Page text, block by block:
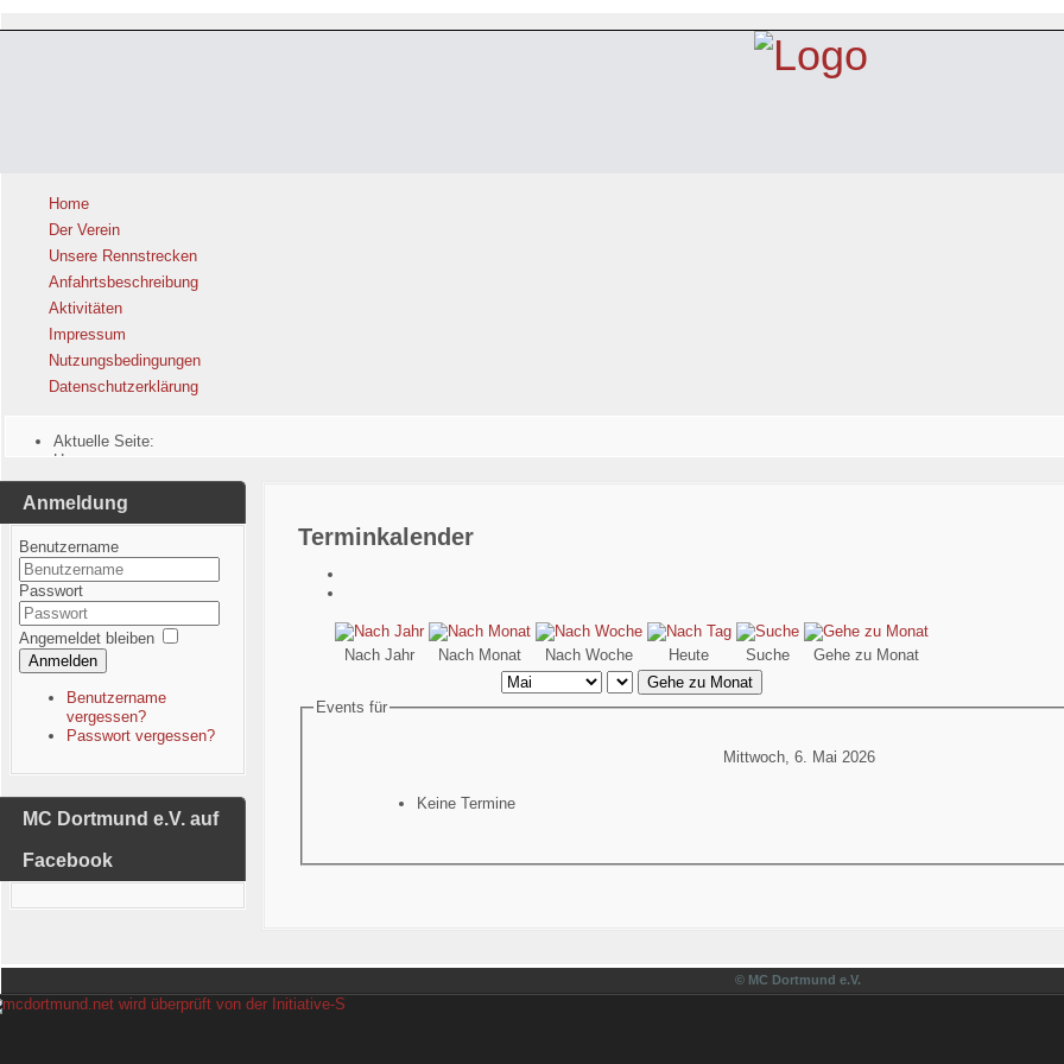
Home
Der Verein
Unsere Rennstrecken
Anfahrtsbeschreibung
Aktivitäten
Impressum
Nutzungsbedingungen
Datenschutzerklärung
Aktuelle Seite:
Home
Anmeldung
Benutzername
Passwort
Angemeldet bleiben
Anmelden
Benutzername
vergessen?
Passwort vergessen?
MC Dortmund e.V. auf
Facebook
Terminkalender
Nach Jahr Nach Monat Nach Woche Heute Suche
Gehe zu Monat
Gehe zu Monat
Events für
Mittwoch, 6. Mai 2026
Keine Termine
© MC Dortmund e.V.